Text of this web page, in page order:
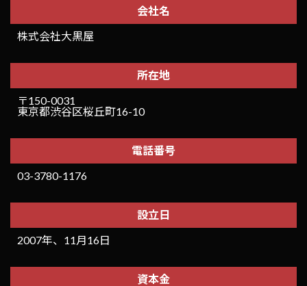
会社名
株式会社大黒屋
所在地
〒150-0031
東京都渋谷区桜丘町16-10
電話番号
03-3780-1176
設立日
2007年、11月16日
資本金